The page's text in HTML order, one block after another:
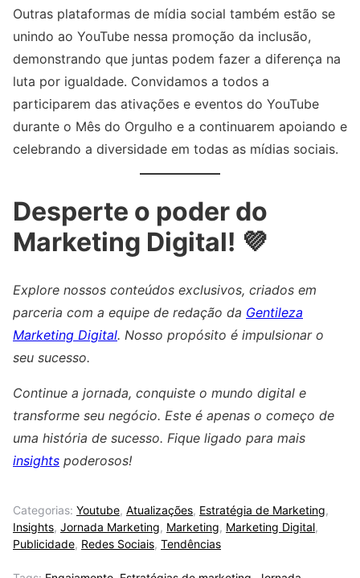
Outras plataformas de mídia social também estão se
unindo ao YouTube nessa promoção da inclusão,
demonstrando que juntas podem fazer a diferença na
luta por igualdade. Convidamos a todos a
participarem das ativações e eventos do YouTube
durante o Mês do Orgulho e a continuarem apoiando e
celebrando a diversidade em todas as mídias sociais.
Desperte o poder do
Marketing Digital! 💜
Explore nossos conteúdos exclusivos, criados em
parceria com a equipe de redação da Gentileza
Marketing Digital. Nosso propósito é impulsionar o
seu sucesso.
Continue a jornada, conquiste o mundo digital e
transforme seu negócio. Este é apenas o começo de
uma história de sucesso. Fique ligado para mais
insights poderosos!
Categorias: Youtube, Atualizações, Estratégia de Marketing,
Insights, Jornada Marketing, Marketing, Marketing Digital,
Publicidade, Redes Sociais, Tendências